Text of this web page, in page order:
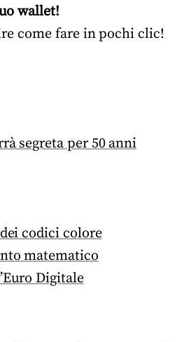
wallet!
come fare in pochi clic!
segreta per 50 anni
codici colore
matematico
Digitale